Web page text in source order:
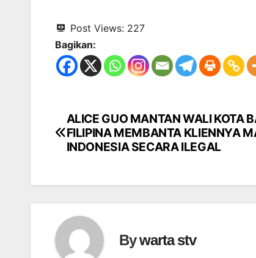
Post Views: 227
Bagikan:
Navigasi
pos
ALICE GUO MANTAN WALI KOTA
FILIPINA MEMBANTA KLIENNYA
INDONESIA SECARA ILEGAL
Bywarta stv